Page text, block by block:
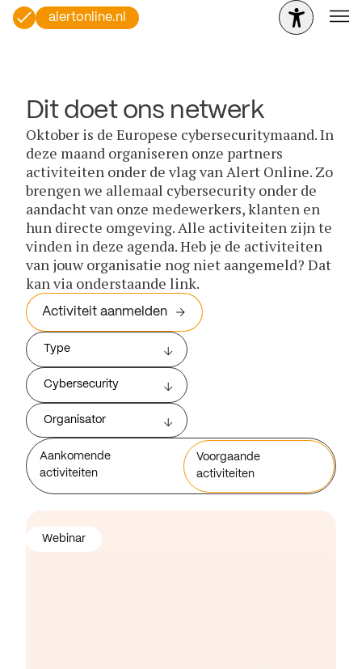
alertonline.nl
Dit doet ons netwerk
Oktober is de Europese cybersecuritymaand. In
deze maand organiseren onze partners
activiteiten onder de vlag van Alert Online. Zo
brengen we allemaal cybersecurity onder de
aandacht van onze medewerkers, klanten en
hun directe omgeving. Alle activiteiten zijn te
vinden in deze agenda. Heb je de activiteiten
van jouw organisatie nog niet aangemeld? Dat
kan via onderstaande link.
Activiteit aanmelden
Type
Cybersecurity
Organisator
Aankomende
activiteiten
Voorgaande
activiteiten
Webinar